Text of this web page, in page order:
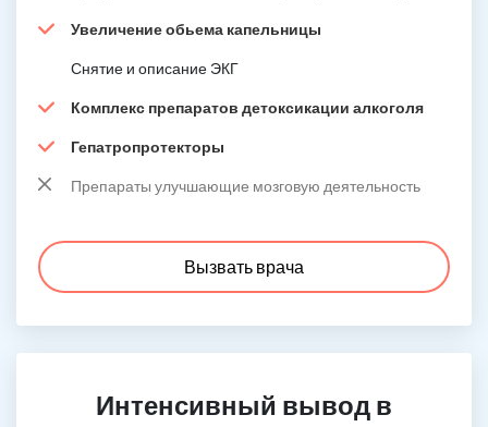
Увеличение обьема капельницы
Снятие и описание ЭКГ
Комплекс препаратов детоксикации алкоголя
Гепатропротекторы
Препараты улучшающие мозговую деятельность
Вызвать врача
Интенсивный вывод в